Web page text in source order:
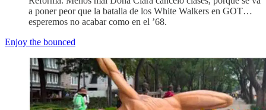
a poner peor que la batalla de los White Walkers en GOT…
esperemos no acabar como en el ’68.
Enjoy the bounced